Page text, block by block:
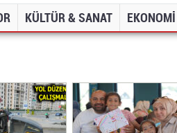
KÜLTÜR & SANAT EKONOMİ